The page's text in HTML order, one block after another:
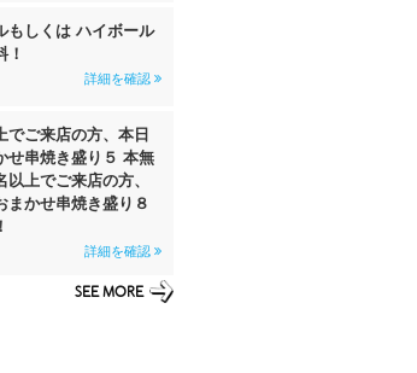
もしくは ハイボール
！
詳細を確認
でご来店の方、本日
せ串焼き盛り５ 本無
以上でご来店の方、
まかせ串焼き盛り８
詳細を確認
SEE MORE